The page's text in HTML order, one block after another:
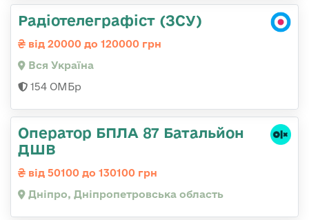
Радіотелеграфіст (ЗСУ)
від 20000 до 120000 грн
Вся Україна
154 ОМБр
Оператор БПЛА 87 Батальйон
ДШВ
від 50100 до 130100 грн
Дніпро, Дніпропетровська область